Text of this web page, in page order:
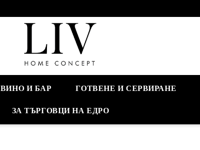
ВИНО И БАР ГОТВЕНЕ И СЕРВИРАНЕ
ЗА ТЪРГОВЦИ НА ЕДРО